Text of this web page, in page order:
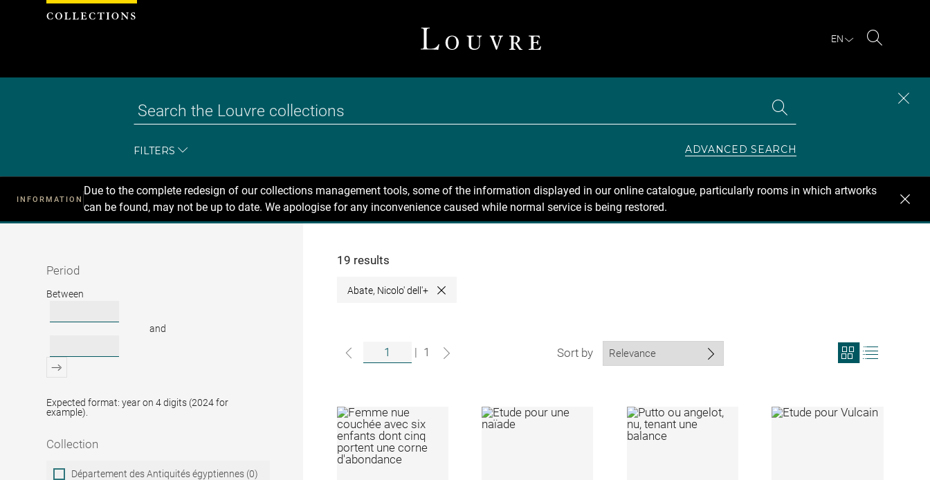
EN
FILTERS ADVANCED SEARCH
INFORMATION
Due to the complete redesign of our collections management tools, some of the information displayed in our online catalogue, particularly rooms in which artworks
can be found, may not be up to date. We apologise for any inconvenience caused while normal service is being restored.
Recherche
Period
Period
Between
and
Expected format: year on 4 digits (2024 for
example).
Collection
Collection
Département des Antiquités égyptiennes (0)
19 results
Abate, Nicolo' dell'+ Close
| 1 Sort by
View
search
format
Cookies management panel